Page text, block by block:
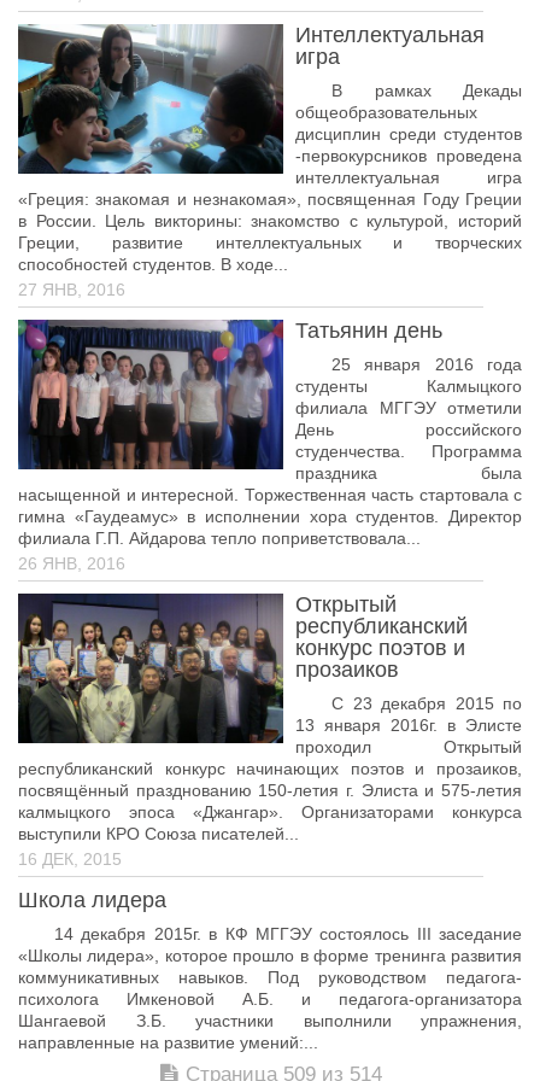
Интеллектуальная
игра
В рамках Декады
общеобразовательных
дисциплин среди студентов
-первокурсников проведена
интеллектуальная игра
«Греция: знакомая и незнакомая», посвященная Году Греции
в России. Цель викторины: знакомство с культурой, историй
Греции, развитие интеллектуальных и творческих
способностей студентов. В ходе...
27 ЯНВ, 2016
Татьянин день
25 января 2016 года
студенты Калмыцкого
филиала МГГЭУ отметили
День российского
студенчества. Программа
праздника была
насыщенной и интересной. Торжественная часть стартовала с
гимна «Гаудеамус» в исполнении хора студентов. Директор
филиала Г.П. Айдарова тепло поприветствовала...
26 ЯНВ, 2016
Открытый
республиканский
конкурс поэтов и
прозаиков
С 23 декабря 2015 по
13 января 2016г. в Элисте
проходил Открытый
республиканский конкурс начинающих поэтов и прозаиков,
посвящённый празднованию 150-летия г. Элиста и 575-летия
калмыцкого эпоса «Джангар». Организаторами конкурса
выступили КРО Союза писателей...
16 ДЕК, 2015
Школа лидера
14 декабря 2015г. в КФ МГГЭУ состоялось III заседание
«Школы лидера», которое прошло в форме тренинга развития
коммуникативных навыков. Под руководством педагога-
психолога Имкеновой А.Б. и педагога-организатора
Шангаевой З.Б. участники выполнили упражнения,
направленные на развитие умений:...
Страница 509 из 514